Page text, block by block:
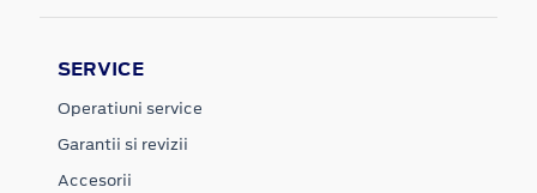
SERVICE
Operatiuni service
Garantii si revizii
Accesorii